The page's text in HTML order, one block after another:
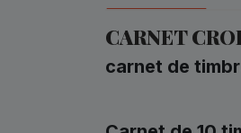
CARNET
carnet de